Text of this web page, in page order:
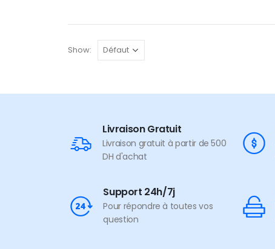
Show:
Livraison Gratuit
Livraison gratuit à partir de 500
DH d'achat
Support 24h/7j
Pour répondre à toutes vos
question